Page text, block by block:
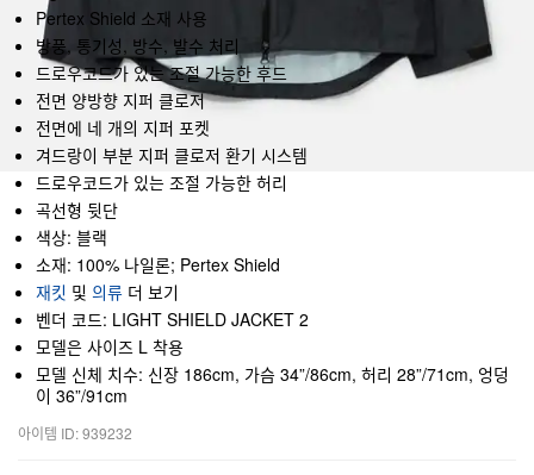
Pertex Shield 소재 사용
방풍, 통기성, 방수, 발수 처리
드로우코드가 있는 조절 가능한 후드
전면 양방향 지퍼 클로저
전면에 네 개의 지퍼 포켓
겨드랑이 부분 지퍼 클로저 환기 시스템
드로우코드가 있는 조절 가능한 허리
곡선형 뒷단
색상: 블랙
소재: 100% 나일론; Pertex Shield
재킷 및 의류 더 보기
벤더 코드: LIGHT SHIELD JACKET 2
모델은 사이즈 L 착용
모델 신체 치수: 신장 186cm, 가슴 34”/86cm, 허리 28”/71cm, 엉덩
이 36”/91cm
아이템 ID: 939232